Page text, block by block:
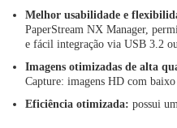
Melhor usabilidade e
PaperStream NX Manager,
e fácil integração via USB 3.2
Imagens otimizadas de alta
Capture: imagens HD com
Eficiência otimizada:possui